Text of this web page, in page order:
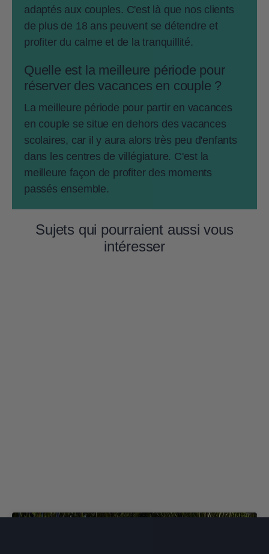
adaptés aux couples. C'est là que nos clients
de plus de 18 ans peuvent se détendre et
profiter du calme et de la tranquillité.
Quelle est la meilleure période pour
réserver des vacances en couple ?
La meilleure période pour partir en vacances
en couple se situe en dehors des vacances
scolaires, car il y aura alors très peu d'enfants
dans les centres de villégiature. C'est la
meilleure façon de profiter des moments
passés ensemble.
Sujets qui pourraient aussi vous
intéresser